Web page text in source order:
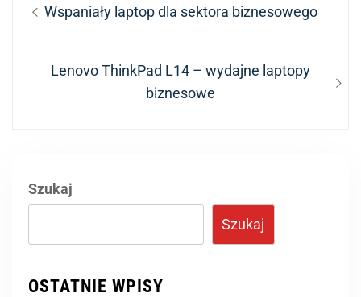
wpisu
Previous
Wspaniały laptop dla sektora biznesowego
Next
Lenovo ThinkPad L14 – wydajne laptopy
biznesowe
Szukaj
Szukaj
OSTATNIE WPISY